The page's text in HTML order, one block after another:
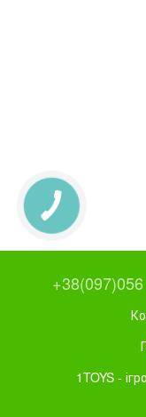
1TOYS -